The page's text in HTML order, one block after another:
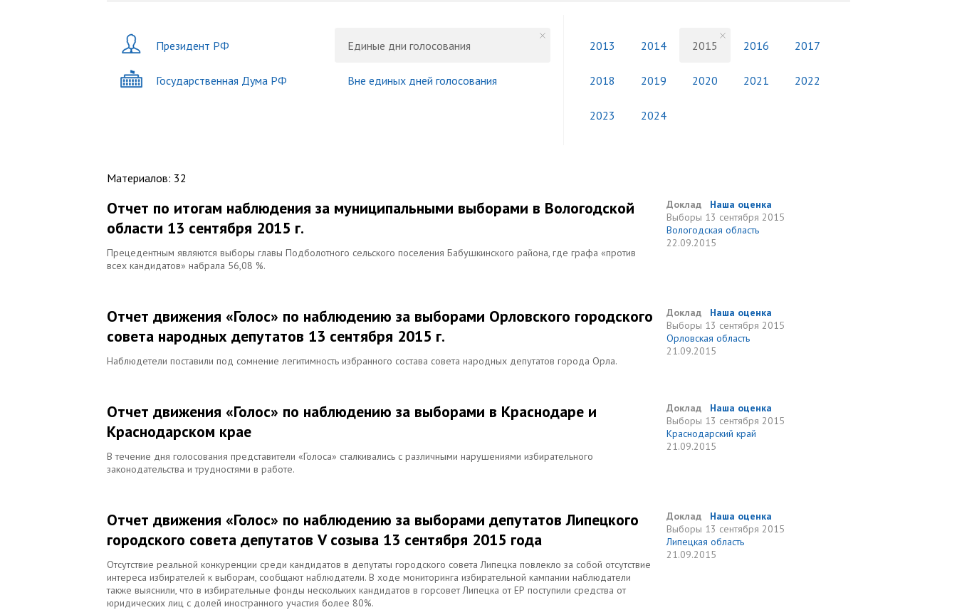
Президент РФ
Государственная Дума РФ
Единые дни голосования
Вне единых дней голосования
2013 2014 2015 2016 2017
2018 2019 2020 2021 2022
2023 2024
Материалов: 32
Отчет по итогам наблюдения за муниципальными выборами в Вологодской
области 13 сентября 2015 г.
Прецедентным являются выборы главы Подболотного сельского поселения Бабушкинского района, где графа «против
всех кандидатов» набрала 56,08 %.
Доклад
Наша оценка
Выборы 13 сентября 2015
Вологодская область
22.09.2015
Отчет движения «Голос» по наблюдению за выборами Орловского городского
совета народных депутатов 13 сентября 2015 г.
Наблюдетели поставили под сомнение легитимность избранного состава совета народных депутатов города Орла.
Доклад
Наша оценка
Выборы 13 сентября 2015
Орловская область
21.09.2015
Отчет движения «Голос» по наблюдению за выборами в Краснодаре и
Краснодарском крае
В течение дня голосования представители «Голоса» сталкивались с различными нарушениями избирательного
законодательства и трудностями в работе.
Доклад
Наша оценка
Выборы 13 сентября 2015
Краснодарский край
21.09.2015
Отчет движения «Голос» по наблюдению за выборами депутатов Липецкого
городского совета депутатов V созыва 13 сентября 2015 года
Отсутствие реальной конкуренции среди кандидатов в депутаты городского совета Липецка повлекло за собой отсутствие
интереса избирателей к выборам, сообщают наблюдатели. В ходе мониторинга избирательной кампании наблюдатели
также выяснили, что в избирательные фонды нескольких кандидатов в горсовет Липецка от ЕР поступили средства от
юридических лиц с долей иностранного участия более 80%.
Доклад
Наша оценка
Выборы 13 сентября 2015
Липецкая область
21.09.2015